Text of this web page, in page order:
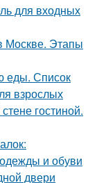
для входных
Москве. Этапы
еды. Список
взрослых
гостиной.
и обуви
двери